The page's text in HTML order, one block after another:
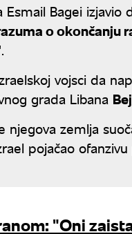
Bagei izjavio
o okončanju
vojsci da
grada Libana
njegova zemlja
pojačao
"Oni